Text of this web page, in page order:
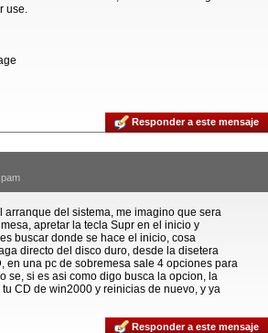
use.
Responder a este mensaje
arranque del sistema, me imagino que sera
apretar la tecla Supr en el inicio y
buscar donde se hace el inicio, cosa
directo del disco duro, desde la disetera
en una pc de sobremesa sale 4 opciones para
se, si es asi como digo busca la opcion, la
CD de win2000 y reinicias de nuevo, y ya
Responder a este mensaje